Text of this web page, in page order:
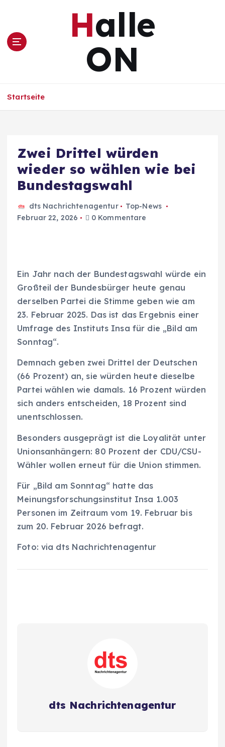
s
Halle
ON
Startseite
Zwei Drittel würden
wieder so wählen wie bei
Bundestagswahl
dts Nachrichtenagentur
Top-News
Februar 22, 2026
0 Kommentare
Ein Jahr nach der Bundestagswahl würde ein
Großteil der Bundesbürger heute genau
derselben Partei die Stimme geben wie am
23. Februar 2025. Das ist das Ergebnis einer
Umfrage des Instituts Insa für die „Bild am
Sonntag“.
Demnach geben zwei Drittel der Deutschen
(66 Prozent) an, sie würden heute dieselbe
Partei wählen wie damals. 16 Prozent würden
sich anders entscheiden, 18 Prozent sind
unentschlossen.
Besonders ausgeprägt ist die Loyalität unter
Unionsanhängern: 80 Prozent der CDU/CSU-
Wähler wollen erneut für die Union stimmen.
Für „Bild am Sonntag“ hatte das
Meinungsforschungsinstitut Insa 1.003
Personen im Zeitraum vom 19. Februar bis
zum 20. Februar 2026 befragt.
Foto: via dts Nachrichtenagentur
dts Nachrichtenagentur